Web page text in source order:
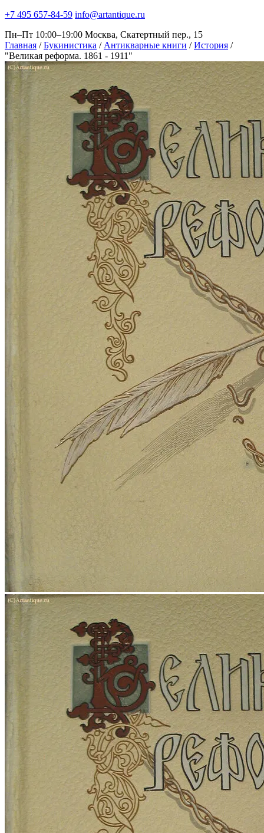
+7 495 657-84-59 info@artantique.ru
Пн–Пт 10:00–19:00 Москва, Скатертный пер., 15
Главная / Букинистика / Антикварные книги / История /
"Великая реформа. 1861 - 1911"